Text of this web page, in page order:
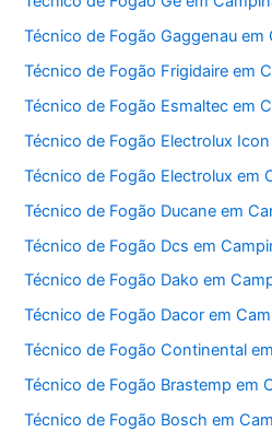
Técnico de Fogão Gaggenau em
Técnico de Fogão Frigidaire em
Técnico de Fogão Esmaltec em
Técnico de Fogão Electrolux
Técnico de Fogão Electrolux em
Técnico de Fogão Ducane em
Técnico de Fogão Dcs em
Técnico de Fogão Dako em
Técnico de Fogão Dacor em
Técnico de Fogão Continental
Técnico de Fogão Brastemp em
Técnico de Fogão Bosch em